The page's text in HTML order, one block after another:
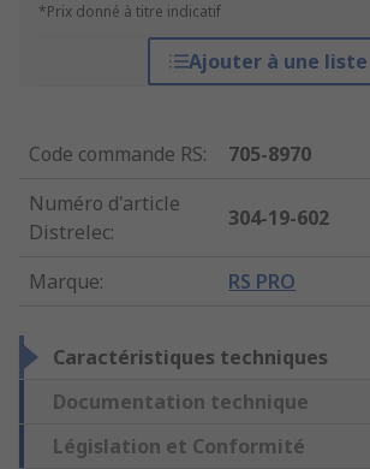
*Prix donné à titre indicatif
Ajouter à une liste
Code commande RS:
705-8970
Numéro d'article
Distrelec:
304-19-602
Marque: RS PRO
Caractéristiques techniques
Documentation technique
Législation et Conformité